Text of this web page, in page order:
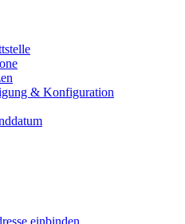
& Konfiguration